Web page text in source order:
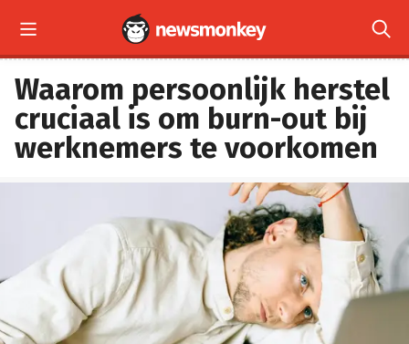
 
Waarom persoonlijk herstel
cruciaal is om burn-out bij
werknemers te voorkomen